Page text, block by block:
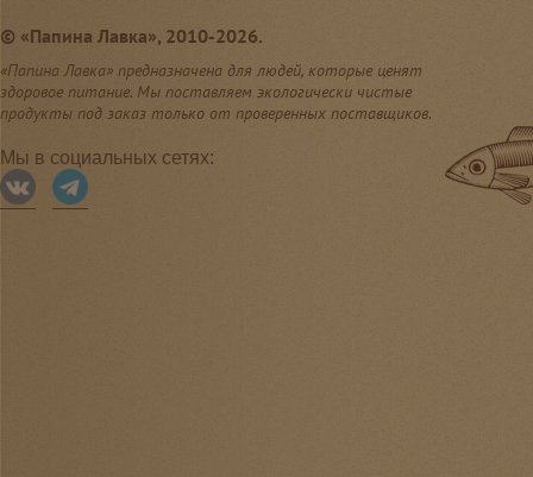
© «Папина Лавка», 2010-2026.
«Папина Лавка» предназначена для людей, которые ценят
здоровое питание. Мы поставляем экологически чистые
продукты под заказ только от проверенных поставщиков.
Мы в социальных сетях: